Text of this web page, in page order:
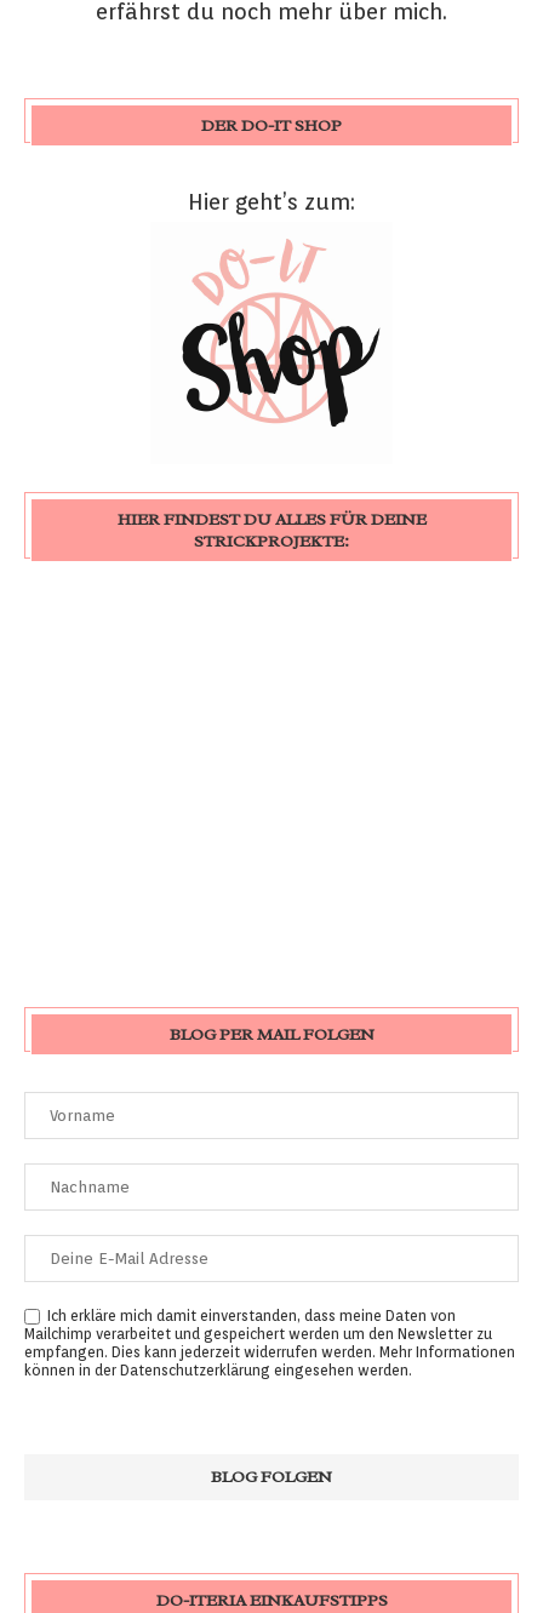
erfährst du noch mehr über mich.
DER DO-IT SHOP
Hier geht’s zum:
HIER FINDEST DU ALLES FÜR DEINE
STRICKPROJEKTE:
BLOG PER MAIL FOLGEN
Ich erkläre mich damit einverstanden, dass meine Daten von
Mailchimp verarbeitet und gespeichert werden um den Newsletter zu
empfangen. Dies kann jederzeit widerrufen werden. Mehr Informationen
können in der Datenschutzerklärung eingesehen werden.
DO-ITERIA EINKAUFSTIPPS